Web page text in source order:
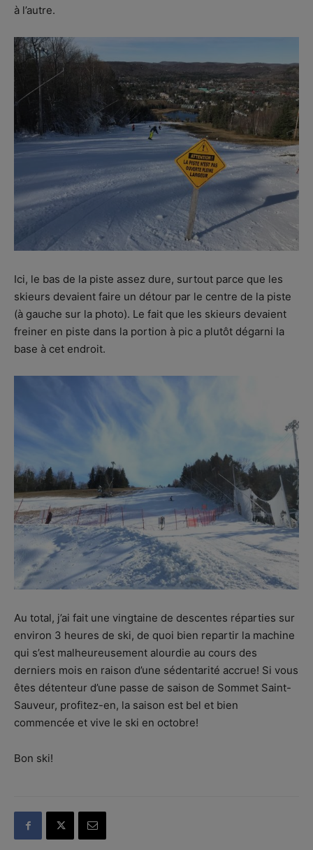
à l’autre.
Ici, le bas de la piste assez dure, surtout parce que les
skieurs devaient faire un détour par le centre de la piste
(à gauche sur la photo). Le fait que les skieurs devaient
freiner en piste dans la portion à pic a plutôt dégarni la
base à cet endroit.
Au total, j’ai fait une vingtaine de descentes réparties sur
environ 3 heures de ski, de quoi bien repartir la machine
qui s’est malheureusement alourdie au cours des
derniers mois en raison d’une sédentarité accrue! Si vous
êtes détenteur d’une passe de saison de Sommet Saint-
Sauveur, profitez-en, la saison est bel et bien
commencée et vive le ski en octobre!
Bon ski!